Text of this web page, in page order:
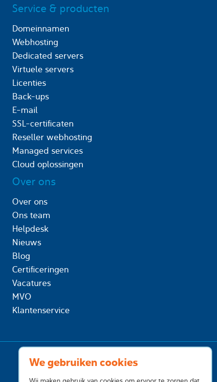
We gebruiken cookies
Service & producten
Domeinnamen
Webhosting
Dedicated servers
Virtuele servers
Licenties
Back-ups
E-mail
SSL-certificaten
Reseller webhosting
Managed services
Cloud oplossingen
Over ons
Over ons
Ons team
Helpdesk
Nieuws
Blog
Certificeringen
Vacatures
MVO
Klantenservice